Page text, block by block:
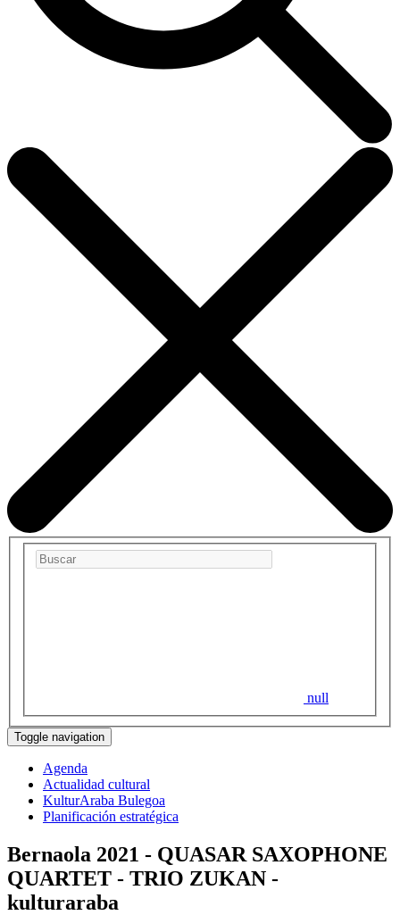
null
Toggle navigation
Agenda
Actualidad cultural
KulturAraba Bulegoa
Planificación estratégica
Bernaola 2021 - QUASAR SAXOPHONE
QUARTET - TRIO ZUKAN -
kulturaraba